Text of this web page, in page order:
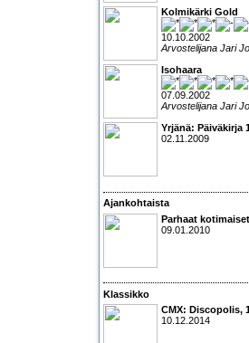
Kolmikärki Gold
10.10.2002
Arvostelijana Jari
Isohaara
07.09.2002
Arvostelijana Jari
Yrjänä: Päiväkirja
02.11.2009
Ajankohtaista
Parhaat
09.01.2010
Klassikko
CMX: Discopolis,
10.12.2014